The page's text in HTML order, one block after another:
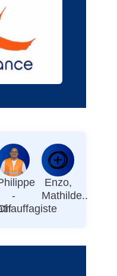
-
Enzo,
Mathilde..